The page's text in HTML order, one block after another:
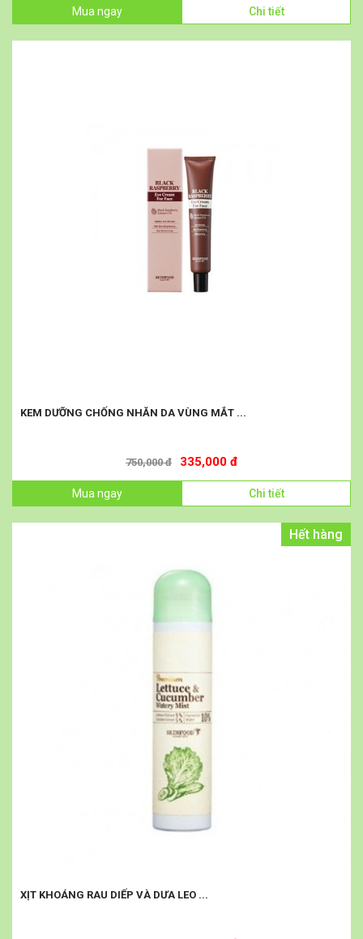
Mua ngay Chi tiết
KEM DƯỠNG CHỐNG NHĂN DA VÙNG MẮT ...
750,000 đ 335,000 đ
Mua ngay Chi tiết
Hết hàng
XỊT KHOÁNG RAU DIẾP VÀ DƯA LEO ...